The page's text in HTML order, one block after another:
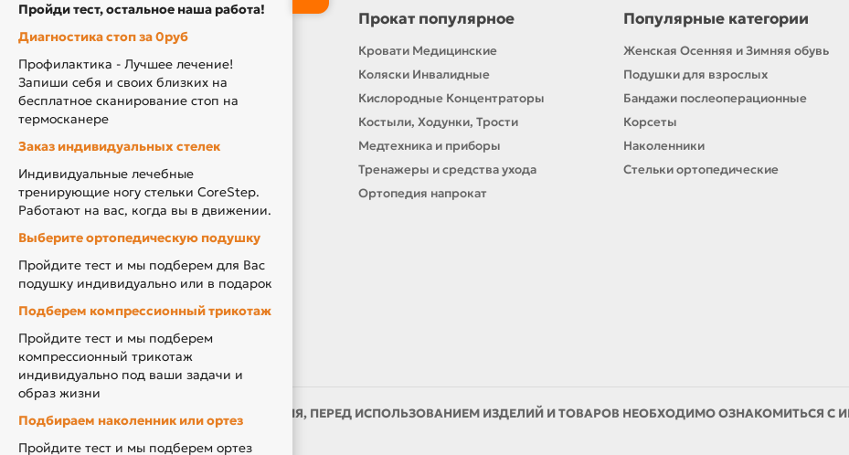
Информация
О нас
Производители
Новости
Оплата и доставка
Подарочный сертификат
Товары по Акции
Акция Вторая Жизнь
Акция Скидка за Отзыв
Компенсация за ТСР
Прокат популярное
Кровати Медицинские
Коляски Инвалидные
Кислородные Концентраторы
Костыли, Ходунки, Трости
Медтехника и приборы
Тренажеры и средства ухода
Ортопедия напрокат
Популярные категории
Женская Осенняя и Зимняя обувь
Подушки для взрослых
Бандажи послеоперационные
Корсеты
Наколенники
Стельки ортопедические
ИМЕЮТСЯ ПРОТИВОПОКАЗАНИЯ, ПЕРЕД ИСПОЛЬЗОВАНИЕМ ИЗДЕЛИЙ И ТОВАРОВ НЕОБХОДИМО ОЗНАКОМИТЬСЯ С
ВРАЧОМ
Пройди тест, остальное наша работа!
Диагностика стоп за 0руб
Профилактика - Лучшее лечение!
Запиши себя и своих близких на
бесплатное сканирование стоп на
термосканере
Заказ индивидуальных стелек
Индивидуальные лечебные
тренирующие ногу стельки CoreStep.
Работают на вас, когда вы в движении.
Выберите ортопедическую подушку
Пройдите тест и мы подберем для Вас
подушку индивидуально или в подарок
Подберем компрессионный трикотаж
Пройдите тест и мы подберем
компрессионный трикотаж
индивидуально под ваши задачи и
образ жизни
Подбираем наколенник или ортез
Пройдите тест и мы подберем ортез